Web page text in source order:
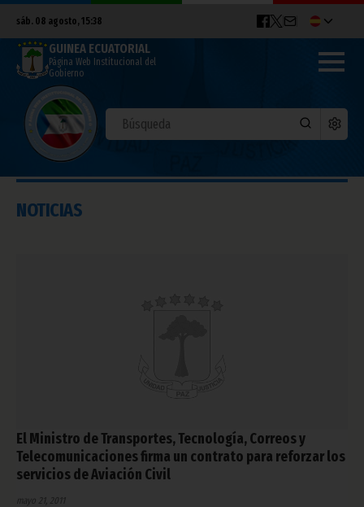
sáb. 08 agosto, 15:38
GUINEA ECUATORIAL
Página Web Institucional del
Gobierno
NOTICIAS
El Ministro de Transportes, Tecnología, Correos y
Telecomunicaciones firma un contrato para reforzar los
servicios de Aviación Civil
mayo 21, 2011